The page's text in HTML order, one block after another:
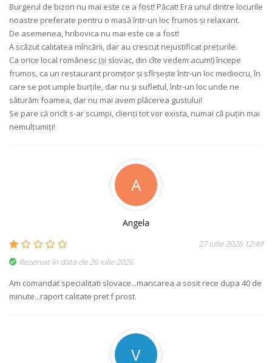
Burgerul de bizon nu mai este ce a fost! Păcat! Era unul dintre locurile
noastre preferate pentru o masă într-un loc frumos și relaxant.
De asemenea, hribovica nu mai este ce a fost!
A scăzut calitatea mîncării, dar au crescut nejustificat prețurile.
Ca orice local românesc (și slovac, din cîte vedem acum!) începe
frumos, ca un restaurant promițor și sfîrșește într-un loc mediocru, în
care se pot umple burțile, dar nu și sufletul, într-un loc unde ne
săturăm foamea, dar nu mai avem plăcerea gustului!
Se pare că oricît s-ar scumpi, clienți tot vor exista, numai că puțin mai
nemulțumiți!
A
Angela
27 iulie 2026 12:49
Rezervat în data de 26 iulie 2026
Am comandat specialitati slovace...mancarea a sosit rece dupa 40 de
minute...raport calitate pret f prost.
V